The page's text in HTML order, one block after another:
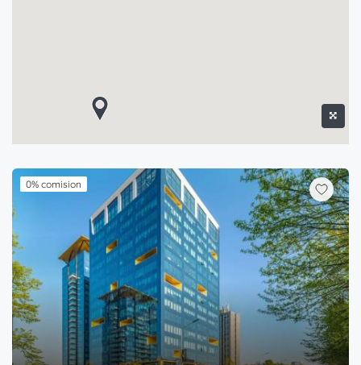
0% comision